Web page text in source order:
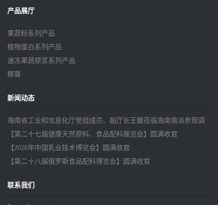
产品展厅
果蔬粉系列产品
植物蛋白系列产品
速冻果蔬原浆系列产品
椰蓉
新闻动态
海南省工业和信息化厅党组成员、副厅长王媛莅临海南南派参观调
研
【第二十七届健康天然原料、食品配料展览会】圆满收官
【2026年中国乳业技术博览会】圆满收官
【第二十八届俄罗斯食品配料博览会】圆满收官
联系我们